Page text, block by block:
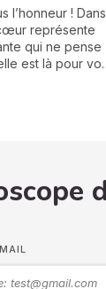
tirage.
l’honneur ! Dans
représente
qui ne pense
est là pour
conseiller sur
à prendre